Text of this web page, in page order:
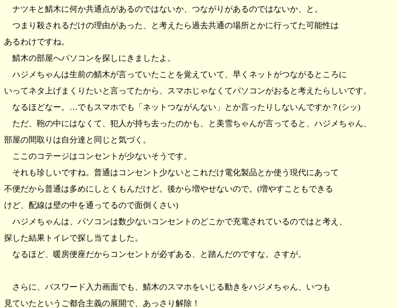
ナツキと鯖木に何か共通点があるのではないか、つながりがあるのではないか、と。
つまり殺されるだけの理由があった、と考えたら過去共通の場所とかに行ってた可能性は
あるわけですね。
鯖木の部屋へパソコンを探しにきましたよ。
ハジメちゃんは生前の鯖木が言っていたことを覚えていて、早くネットがつながるところに
いってネタ上げまくりたいと言ってたから、スマホじゃなくてパソコンがおると考えたらしいです。
なるほどなー。…でもスマホでも「ネットつながんない」とか言ったりしないんですか？(シッ)
ただ、鞄の中にはなくて、犯人が持ち去ったのかも、と美雪ちゃんが言ってると、ハジメちゃん、
部屋の間取りは自分達と同じと気づく。
ここのコテージはコンセントが少ないそうです。
それも珍しいですね。普通はコンセント少ないとこれだけ電化製品とか使う現代にあって
不便だから普通は多めにしとくもんだけど。後から増やせないので。(増やすこともできる
けど、配線は壁の中を通ってるので面倒くさい)
ハジメちゃんは、パソコンは数少ないコンセントのどこかで充電されているのではと考え、
探した結果トイレで探し当てました。
なるほど、暖房便座だからコンセントが必ずある、と踏んだのですな。さすが。
さらに、バスワード入力画面でも、鯖木のスマホをいじる動きをハジメちゃん、いつも
見ていたというご都合主義の展開で、あっさり解除！